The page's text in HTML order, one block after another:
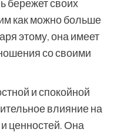
бережет своих
как можно больше
этому, она имеет
со своими
и спокойной
влияние на
ценностей. Она